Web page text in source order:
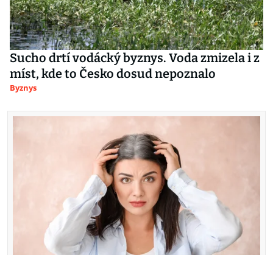
Sucho drtí vodácký byznys. Voda zmizela i z
míst, kde to Česko dosud nepoznalo
Byznys